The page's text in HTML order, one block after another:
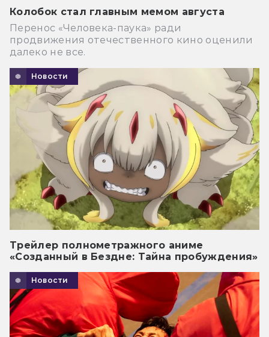
Колобок стал главным мемом августа
Перенос «Человека-паука» ради
продвижения отечественного кино оценили
далеко не все.
Новости
Трейлер полнометражного аниме
«Созданный в Бездне: Тайна пробуждения»
Новости